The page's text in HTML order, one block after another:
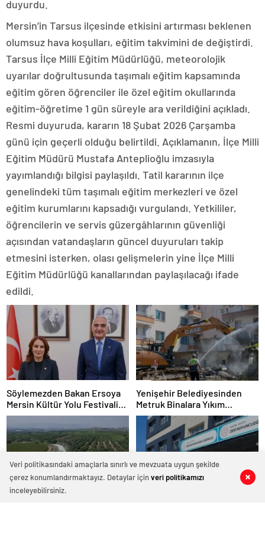
0 0
0 0
duyurdu.
Mersin’in Tarsus ilçesinde etkisini artırması beklenen
olumsuz hava koşulları, eğitim takvimini de değiştirdi.
Tarsus İlçe Milli Eğitim Müdürlüğü, meteorolojik
uyarılar doğrultusunda taşımalı eğitim kapsamında
eğitim gören öğrenciler ile özel eğitim okullarında
eğitim-öğretime 1 gün süreyle ara verildiğini açıkladı.
Resmi duyuruda, kararın 18 Şubat 2026 Çarşamba
günü için geçerli olduğu belirtildi. Açıklamanın, İlçe Milli
Eğitim Müdürü Mustafa Anteplioğlu imzasıyla
yayımlandığı bilgisi paylaşıldı. Tatil kararının ilçe
genelindeki tüm taşımalı eğitim merkezleri ve özel
eğitim kurumlarını kapsadığı vurgulandı. Yetkililer,
öğrencilerin ve servis güzergâhlarının güvenliği
açısından vatandaşların güncel duyuruları takip
etmesini isterken, olası gelişmelerin yine İlçe Milli
Eğitim Müdürlüğü kanallarından paylaşılacağı ifade
edildi.
Söylemezden Bakan Ersoya
Mersin Kültür Yolu Festivali
Önerisi
Yenişehir Belediyesinden
Metruk Binalara Yıkım
Operasyonu
Veri politikasındaki amaçlarla sınırlı ve mevzuata uygun şekilde
çerez konumlandırmaktayız. Detaylar içinveri politikamızı
inceleyebilirsiniz.